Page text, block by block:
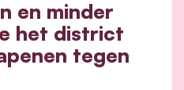
en minder
het district
tegen